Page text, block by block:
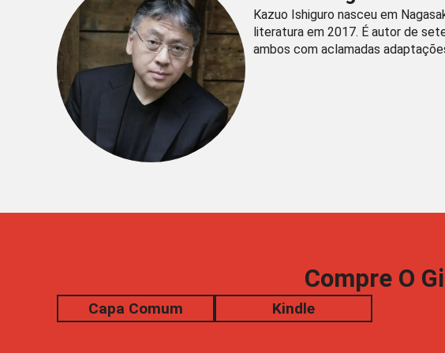
Kazuo Ishiguro nasceu em
literatura em 2017. É autor de
ambos com aclamadas
Compre O
Capa Comum Kindle